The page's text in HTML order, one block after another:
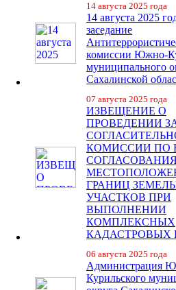
14 августа 2025 года
14 августа 2025
заседание
комиссии Южно-
муниципального
Сахалинской
07 августа 2025 года
ИЗВЕЩЕНИЕ О
ПРОВЕДЕНИИ
КОМИССИИ ПО
ГРАНИЦ
УЧАСТКОВ ПРИ
ВЫПОЛНЕНИИ
КОМПЛЕКСНЫХ
КАДАСТРОВЫХ
06 августа 2025 года
Администрация
Курильского